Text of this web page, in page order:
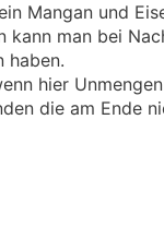
Mangan und
kann man bei
haben.
hier
die am Ende